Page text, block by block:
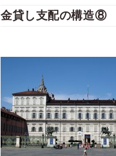
金貸し支配の構造⑧